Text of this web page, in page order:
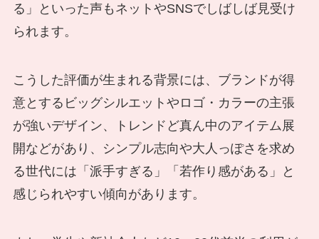
る」といった声もネットやSNSでしばしば見受け
られます。
こうした評価が生まれる背景には、ブランドが得
意とするビッグシルエットやロゴ・カラーの主張
が強いデザイン、トレンドど真ん中のアイテム展
開などがあり、シンプル志向や大人っぽさを求め
る世代には「派手すぎる」「若作り感がある」と
感じられやすい傾向があります。